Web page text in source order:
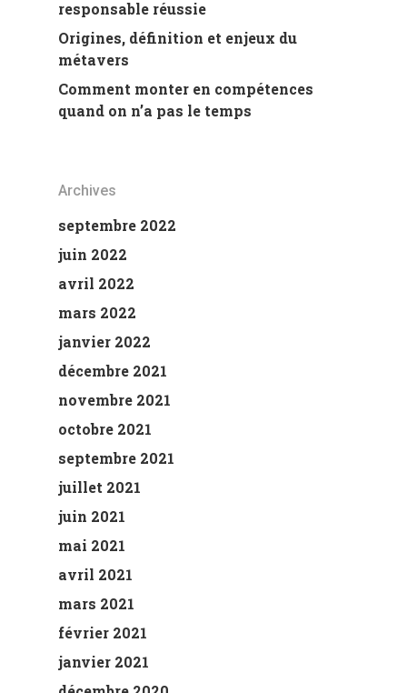
responsable réussie
Origines, définition et enjeux du
métavers
Comment monter en compétences
quand on n’a pas le temps
Archives
septembre 2022
juin 2022
avril 2022
mars 2022
janvier 2022
décembre 2021
novembre 2021
octobre 2021
septembre 2021
juillet 2021
juin 2021
mai 2021
avril 2021
mars 2021
février 2021
janvier 2021